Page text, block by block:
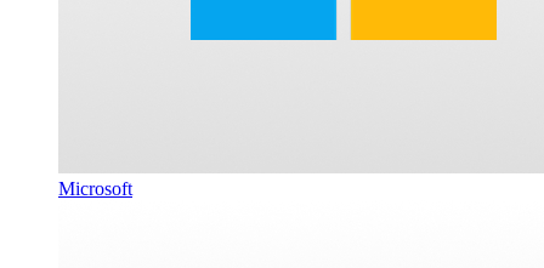
Microsoft